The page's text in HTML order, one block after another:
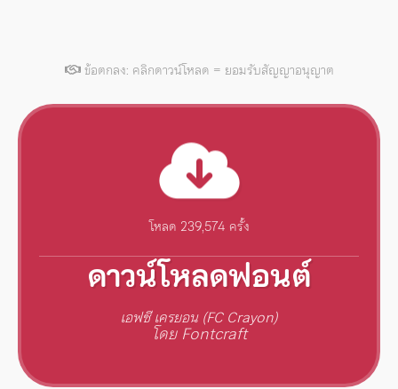
ข้อตกลง: คลิกดาวน์โหลด = ยอมรับสัญญาอนุญาต
โหลด 239,574 ครั้ง
ดาวน์โหลดฟอนต์
เอฟซี เครยอน (FC Crayon)
โดย Fontcraft